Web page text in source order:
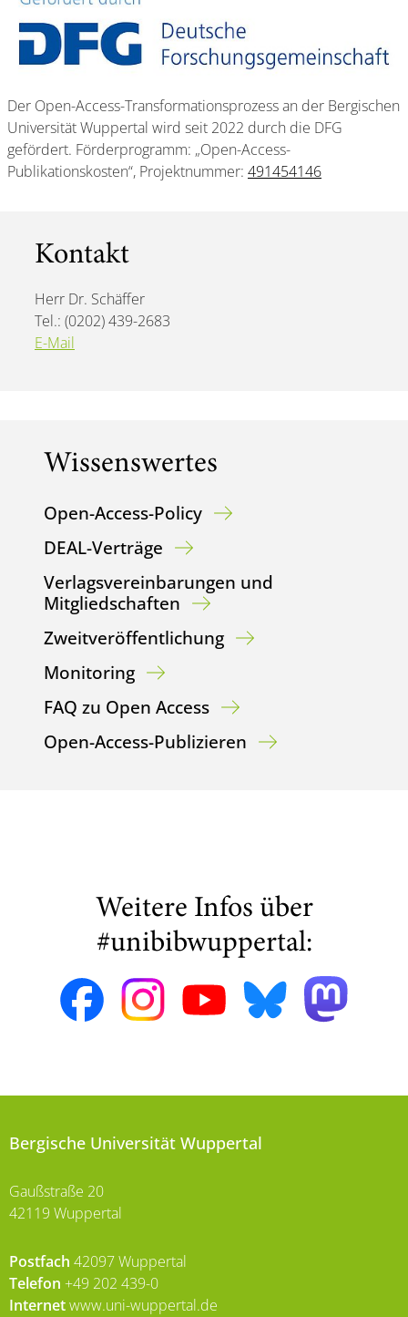
Der Open-Access-Transformationsprozess an der Bergischen
Universität Wuppertal wird seit 2022 durch die DFG
gefördert. Förderprogramm: „Open-Access-
Publikationskosten“, Projektnummer: 491454146
Kontakt
Herr Dr. Schäffer
Tel.: (0202) 439-2683
E-Mail
Wissenswertes
Open-Access-Policy
DEAL-Verträge
Verlagsvereinbarungen und
Mitgliedschaften
Zweitveröffentlichung
Monitoring
FAQ zu Open Access
Open-Access-Publizieren
Weitere Infos über
#unibibwuppertal:
Bergische Universität Wuppertal
Gaußstraße 20
42119 Wuppertal
Postfach 42097 Wuppertal
Telefon +49 202 439-0
Internetwww.uni-wuppertal.de